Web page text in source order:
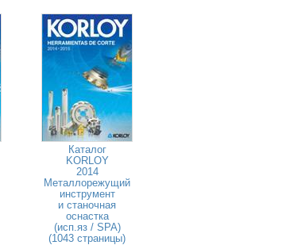
Каталог
KORLOY
2014
Металлорежущий
инструмент
и станочная
оснастка
(исп.яз / SPA)
(1043 страницы)